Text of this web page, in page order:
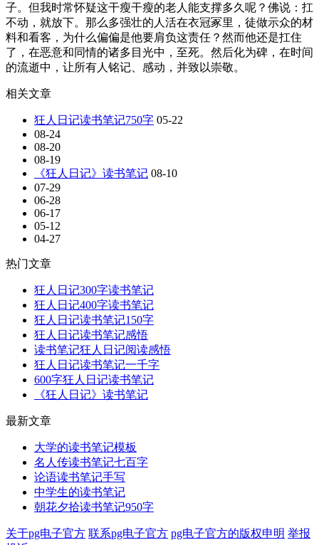
子。但我时常怀疑这干瘦干瘦的老人能支撑多久呢？佛说：扛
不动，就放下。那么多强壮的人活在衣冠冢里，徒做示众的材
料和看客，为什么偏偏是他要肩负这责任？然而他还是扛住
了，在恶意和同情的诸多目光中，至死。然后化为碑，在时间
的流逝中，让所有人铭记、感动，并致以崇敬。
相关文章
狂人日记读书笔记750字 05-22
08-24
08-20
08-19
《狂人日记》读书笔记 08-10
07-29
06-28
06-17
05-12
04-27
热门文章
狂人日记300字读书笔记
狂人日记400字读书笔记
狂人日记读书笔记150字
狂人日记读书笔记感悟
读书笔记狂人日记阅读感悟
狂人日记读书笔记一千字
600字狂人日记读书笔记
《狂人日记》读书笔记
最新文章
大学的读书笔记模板
名人传读书笔记七百字
论语读书笔记手写
中学生的读书笔记
朝花夕拾读书笔记950字
关于pg电子官方 联系pg电子官方 pg电子官方的版权申明 举报